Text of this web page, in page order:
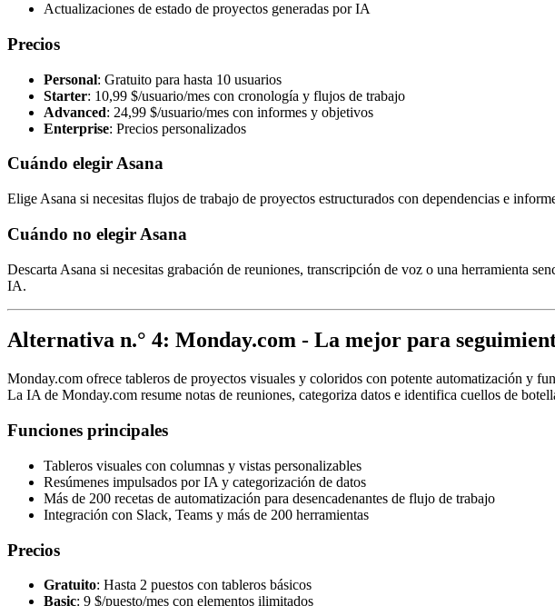
Actualizaciones de estado de proyectos generadas por IA
Precios
Personal: Gratuito para hasta 10 usuarios
Starter: 10,99 $/usuario/mes con cronología y flujos de trabajo
Advanced: 24,99 $/usuario/mes con informes y objetivos
Enterprise: Precios personalizados
Cuándo elegir Asana
Elige Asana si necesitas flujos de trabajo de proyectos estructurados con dependencias e
Cuándo no elegir Asana
Descarta Asana si necesitas grabación de reuniones, transcripción de voz o una herramienta
IA.
Alternativa n.° 4: Monday.com - La mejor para
Monday.com ofrece tableros de proyectos visuales y coloridos con potente automatización y
La IA de Monday.com resume notas de reuniones, categoriza datos e identifica cuellos de
Funciones principales
Tableros visuales con columnas y vistas personalizables
Resúmenes impulsados por IA y categorización de datos
Más de 200 recetas de automatización para desencadenantes de flujo de trabajo
Integración con Slack, Teams y más de 200 herramientas
Precios
Gratuito: Hasta 2 puestos con tableros básicos
Basic: 9 $/puesto/mes con elementos ilimitados